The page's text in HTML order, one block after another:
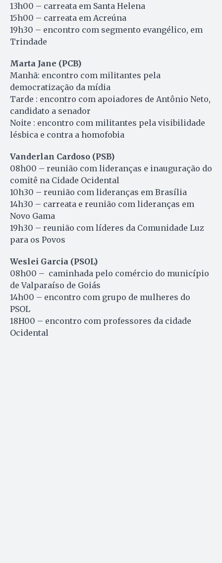
13h00 – carreata em Santa Helena
15h00 – carreata em Acreúna
19h30 – encontro com segmento evangélico, em
Trindade
Marta Jane (PCB)
Manhã: encontro com militantes pela
democratização da mídia
Tarde : encontro com apoiadores de Antônio Neto,
candidato a senador
Noite : encontro com militantes pela visibilidade
lésbica e contra a homofobia
Vanderlan Cardoso (PSB)
08h00 – reunião com lideranças e inauguração do
comitê na Cidade Ocidental
10h30 – reunião com lideranças em Brasília
14h30 – carreata e reunião com lideranças em
Novo Gama
19h30 – reunião com líderes da Comunidade Luz
para os Povos
Weslei Garcia (PSOL)
08h00 – caminhada pelo comércio do município
de Valparaíso de Goiás
14h00 – encontro com grupo de mulheres do
PSOL
18H00 – encontro com professores da cidade
Ocidental